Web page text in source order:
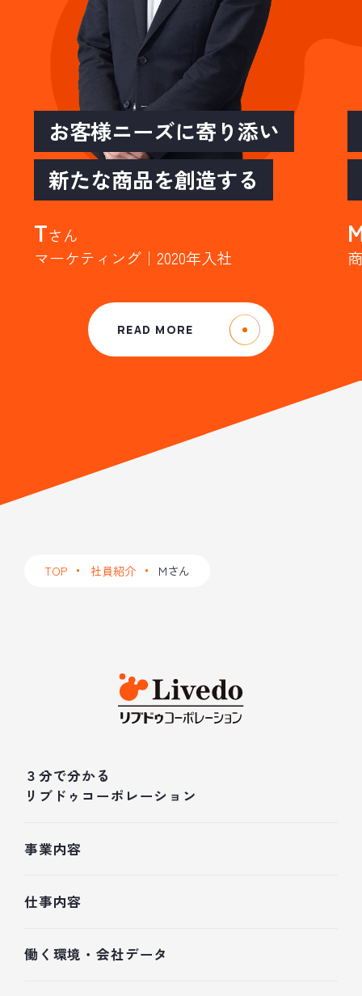
お客様ニーズに寄り添い
新たな商品を創造する
Tさん
マーケティング｜2020年入社
READ MORE
TOP 社員紹介 Mさん
３分で分かる
リブドゥコーポレーション
事業内容
仕事内容
働く環境・会社データ